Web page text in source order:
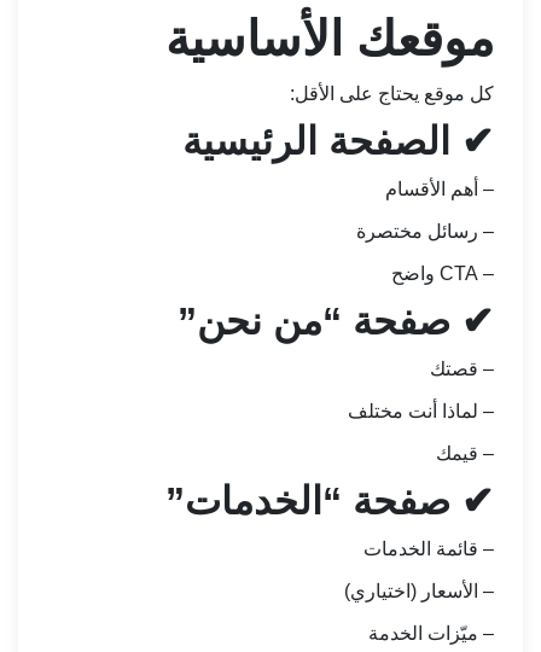
موقعك الأساسية
كل موقع يحتاج على الأقل:
✔ الصفحة الرئيسية
– أهم الأقسام
– رسائل مختصرة
– CTA واضح
✔ صفحة “من نحن”
– قصتك
– لماذا أنت مختلف
– قيمك
✔ صفحة “الخدمات”
– قائمة الخدمات
– الأسعار (اختياري)
– ميّزات الخدمة